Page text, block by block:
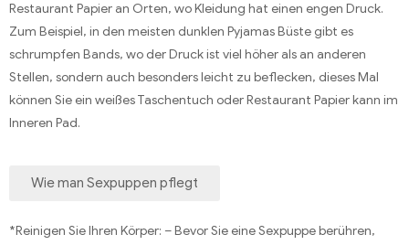
Restaurant Papier an Orten, wo Kleidung hat einen engen Druck.
Zum Beispiel, in den meisten dunklen Pyjamas Büste gibt es
schrumpfen Bands, wo der Druck ist viel höher als an anderen
Stellen, sondern auch besonders leicht zu beflecken, dieses Mal
können Sie ein weißes Taschentuch oder Restaurant Papier kann im
Inneren Pad.
Wie man Sexpuppen pflegt
*Reinigen Sie Ihren Körper: – Bevor Sie eine Sexpuppe berühren,